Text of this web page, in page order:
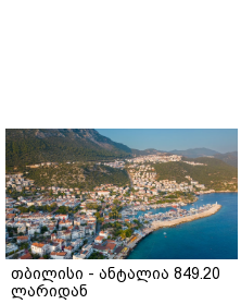
თბილისი - ანტალია 849.20
ლარიდან